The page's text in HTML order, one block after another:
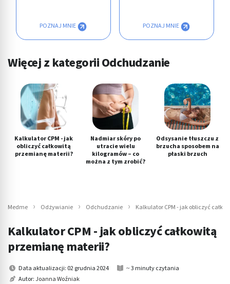
POZNAJ MNIE POZNAJ MNIE
Więcej z kategorii Odchudzanie
Kalkulator CPM - jak
obliczyć całkowitą
przemianę materii?
Nadmiar skóry po
utracie wielu
kilogramów – co
można z tym zrobić?
Odsysanie tłuszczu z
brzucha sposobem na
płaski brzuch
Medme Odżywianie Odchudzanie Kalkulator CPM - jak obliczyć
Kalkulator CPM - jak obliczyć całkowitą
przemianę materii?
Data aktualizacji: 02 grudnia 2024
~ 3 minuty czytania
Autor:Joanna Woźniak